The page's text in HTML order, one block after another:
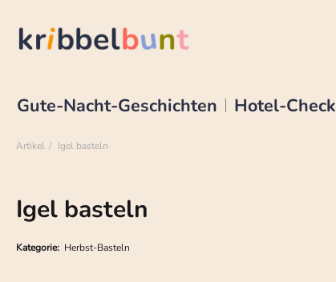
Gute-Nacht-Geschichten Hotel-Check
Artikel Igel basteln
Igel basteln
Kategorie: Herbst-Basteln